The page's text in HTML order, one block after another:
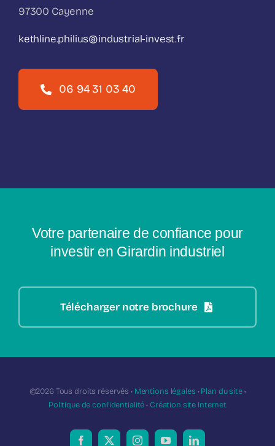
97300 Cayenne
kethline.philius@industrial-invest.fr
06 94 31 03 40
Votre partenaire de confiance pour
investir en Girardin industriel
Télécharger notre brochure
©2026 Tous droits réservés • Mentions légales •Plan du site•
Politique de confidentialité• Création site Internet